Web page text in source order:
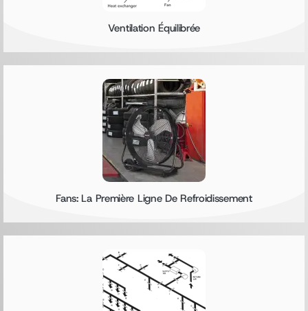
Ventilation Équilibrée
Fans: La Première Ligne De Refroidissement